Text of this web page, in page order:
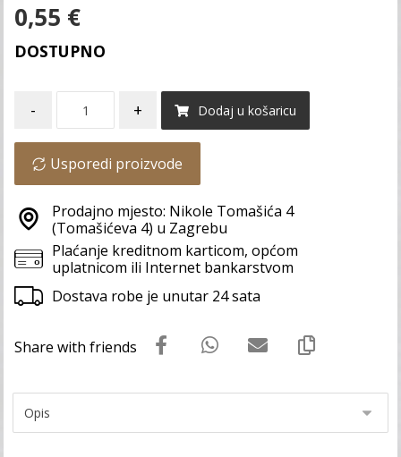
0,55 €
DOSTUPNO
- + Dodaj u košaricu
Usporedi proizvode
Prodajno mjesto: Nikole Tomašića 4
(Tomašićeva 4) u Zagrebu
Plaćanje kreditnom karticom, općom
uplatnicom ili Internet bankarstvom
Dostava robe je unutar 24 sata